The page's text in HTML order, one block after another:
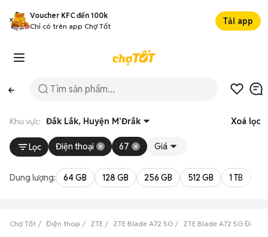
Voucher KFC đến 100k
Chỉ có trên app Chợ Tốt
Tải app
Khu vực: Đắk Lắk, Huyện M'Đrắk Xoá lọc
Lọc Điện thoại 67 Giá
Dung lượng: 64 GB 128 GB 256 GB 512 GB 1 TB
Chợ Tốt Điện thoại ZTE ZTE Blade A72 5G ZTE Blade A72 5G Đắk